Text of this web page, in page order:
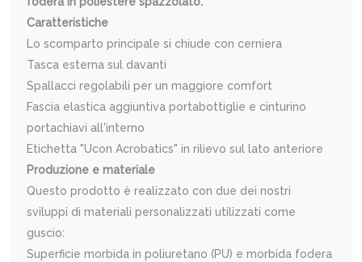
Caratteristiche
Lo scomparto principale si chiude con cerniera
Tasca esterna sul davanti
Spallacci regolabili per un maggiore comfort
Fascia elastica aggiuntiva portabottiglie e cinturino
portachiavi all'interno
Etichetta "Ucon Acrobatics" in rilievo sul lato anteriore
Produzione e materiale
Questo prodotto è realizzato con due dei nostri
sviluppi di materiali personalizzati utilizzati come
guscio:
Superficie morbida in poliuretano (PU) e morbida fodera